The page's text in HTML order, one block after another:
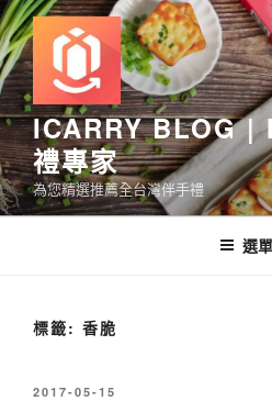
跳
至
主
要
內
容
ICARRY BLOG |
禮專家
為您精選推薦全台灣伴手禮
選單
標籤: 香脆
發
2017-05-15